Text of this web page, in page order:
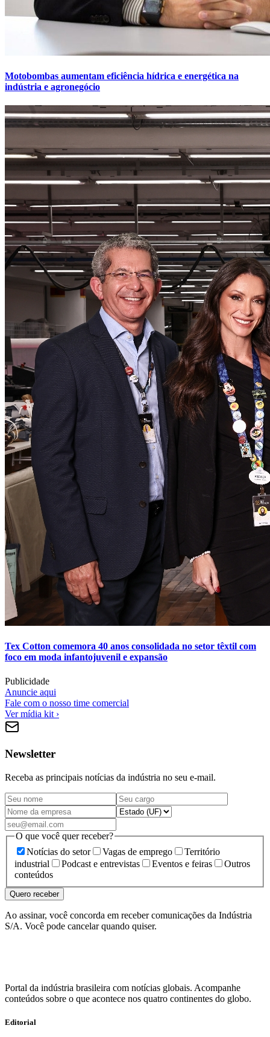
Motobombas aumentam eficiência hídrica e energética na
indústria e agronegócio
Tex Cotton comemora 40 anos consolidada no setor têxtil com
foco em moda infantojuvenil e expansão
Publicidade
Anuncie aqui
Fale com o nosso time comercial
Ver mídia kit ›
Newsletter
Receba as principais notícias da indústria no seu e-mail.
O que você quer receber?
Notícias do setor
Vagas de emprego
Território
industrial
Podcast e entrevistas Eventos e feiras
Outros
conteúdos
Quero receber
Ao assinar, você concorda em receber comunicações da Indústria
S/A. Você pode cancelar quando quiser.
Portal da indústria brasileira com notícias globais. Acompanhe
conteúdos sobre o que acontece nos quatro continentes do globo.
Editorial